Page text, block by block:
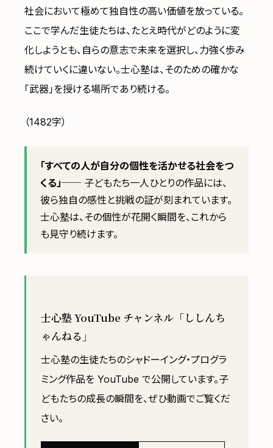
社会において極めて独自性の高い価値を放っている。
ここで学んだ生徒たちは、たとえ時代がどのように変
化しようとも、自らの意志で未来を選択し、力強く歩み
続けていくに違いない。士心塾は、そのための確かな
「武器」を授ける場所であり続ける。
（1482字）
「すべての人が自分の個性を活かせる社会をつ
くる」── 子どもたち一人ひとりの作品には、
彼ら独自の感性と挑戦の証が刻まれています。
士心塾は、その個性が花開く瞬間を、これから
も見守り続けます。
士心塾 YouTube チャンネル「ししんち
ゃんねる」
士心塾の生徒たちのシャドーイング・プログラ
ミング作品を YouTube で公開しています。子
どもたちの成長の瞬間を、ぜひ動画でご覧くだ
さい。